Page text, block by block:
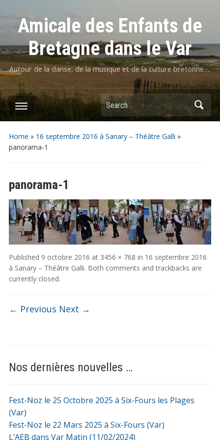
Amicale des Enfants de
Bretagne dans le Var
Autour de la danse, de la musique et de la culture bretonne….
Home » 16 septembre 2016 à Sanary – Théâtre Galli »
panorama-1
panorama-1
Published 9 octobre 2016 at 3456 × 768 in 16 septembre 2016
à Sanary – Théâtre Galli. Both comments and trackbacks are
currently closed.
← Previous Next →
Nos dernières nouvelles …
Fest-Noz le 25 Octobre 2025 à Six-Fours les Plages
(Var)
Fest-Noz le 22 Mars 2025 à Six-Fours (Var)
L’AEB dans Var Matin (11/02/2024)